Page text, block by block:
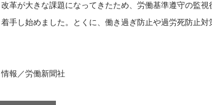
改革が大きな課題になってきたため、労働基準遵守の監
着手し始めました。とくに、働き過ぎ防止や過労死防止
情報／労働新聞社